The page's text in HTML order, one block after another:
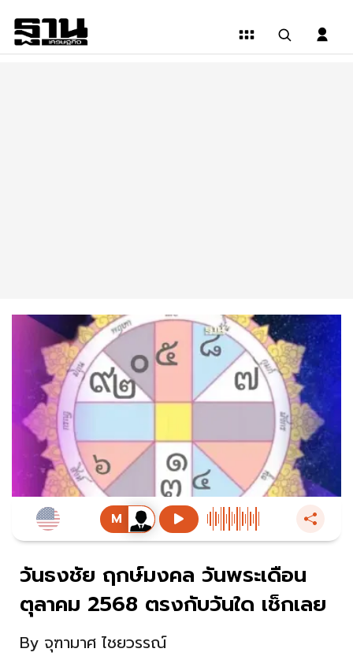
วันธงชัย ฤกษ์มงคล วันพระเดือน
ตุลาคม 2568 ตรงกับวันใด เช็กเลย
By จุฑามาศ ไชยวรรณ์